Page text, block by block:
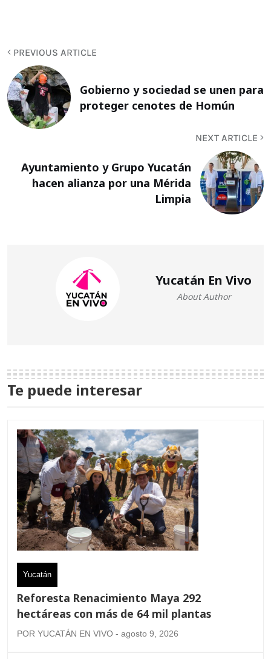
PREVIOUS ARTICLE
Gobierno y sociedad se unen para
proteger cenotes de Homún
NEXT ARTICLE
Ayuntamiento y Grupo Yucatán
hacen alianza por una Mérida
Limpia
Yucatán En Vivo
About Author
Te puede interesar
Yucatán
Reforesta Renacimiento Maya 292
hectáreas con más de 64 mil plantas
POR YUCATÁN EN VIVO - agosto 9, 2026